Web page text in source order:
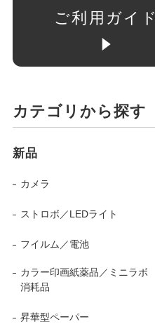
ご利用ガイド
カテゴリから探す
新品
カメラ
ストロボ／LEDライト
フイルム／電池
カラー印画紙薬品／ミニラボ
消耗品
昇華型ペーパー